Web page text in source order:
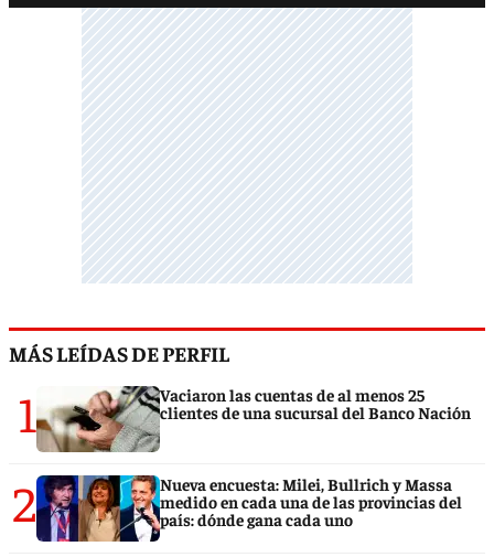
MÁS LEÍDAS DE PERFIL
1
Vaciaron las cuentas de al menos 25
clientes de una sucursal del Banco Nación
2
Nueva encuesta: Milei, Bullrich y Massa
medido en cada una de las provincias del
país: dónde gana cada uno